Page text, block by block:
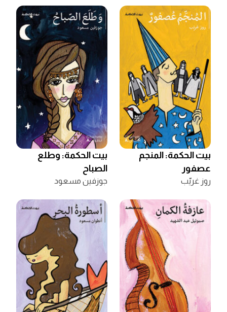
بيت الحكمة: المنجم
عصفور
روز غريّب
بيت الحكمة: وطلع
الصباح
جوزفين مسعود